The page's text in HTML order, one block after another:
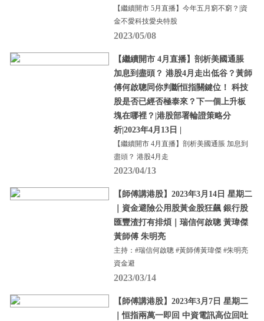
【繼續開市 5月直播】今年五月窮不窮？|資
金不愛科技愛央特股
2023/05/08
【繼續開市 4月直播】剖析美國通脹
加息到盡頭？ 港股4月走出低谷？黃師
傅何啟聰同你判斷恒指關鍵位！ 科技
股是否已經否極泰來？下一個上升板
塊在哪裡？|港股部署輪證策略分
析|2023年4月13日 |
【繼續開市 4月直播】剖析美國通脹 加息到
盡頭？ 港股4月走
2023/04/13
【師傅講港股】2023年3月14日 星期二
｜資金避險公用股黃金股狂飆 銀行股
匯豐渣打有排煩｜瑞信何啟聰 黃瑋傑
黃師傅 朱明亮
主持：#瑞信何啟聰 #黃師傅黃瑋傑 #朱明亮
資金避
2023/03/14
【師傅講港股】2023年3月7日 星期二
｜恒指兩萬一即回 中資電訊高位回吐